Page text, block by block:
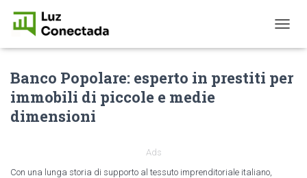
O
G
L
Banco Popolare: esperto in prestiti per
immobili di piccole e medie
dimensioni
Ads
Con una lunga storia di supporto al tessuto imprenditoriale italiano,